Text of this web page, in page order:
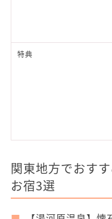
特典
関東地方でおす
お宿3選